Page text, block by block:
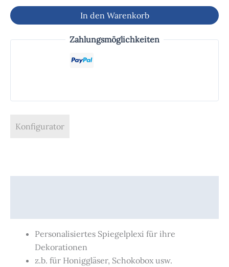
In den Warenkorb
Zahlungsmöglichkeiten
Konfigurator
Personalisiertes Spiegelplexi für ihre
Dekorationen
z.b. für Honiggläser, Schokobox usw.